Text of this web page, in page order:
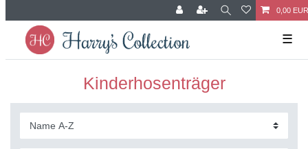
0,00 EUR
☰
Kinderhosenträger